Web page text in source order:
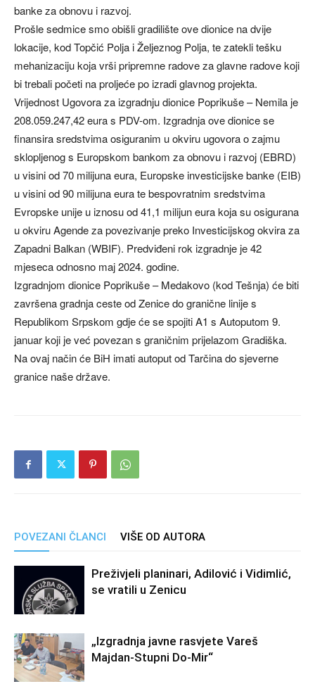
banke za obnovu i razvoj.
Prošle sedmice smo obišli gradilište ove dionice na dvije
lokacije, kod Topčić Polja i Željeznog Polja, te zatekli tešku
mehanizaciju koja vrši pripremne radove za glavne radove koji
bi trebali početi na proljeće po izradi glavnog projekta.
Vrijednost Ugovora za izgradnju dionice Poprikuše – Nemila je
208.059.247,42 eura s PDV-om. Izgradnja ove dionice se
finansira sredstvima osiguranim u okviru ugovora o zajmu
sklopljenog s Europskom bankom za obnovu i razvoj (EBRD)
u visini od 70 milijuna eura, Europske investicijske banke (EIB)
u visini od 90 milijuna eura te bespovratnim sredstvima
Evropske unije u iznosu od 41,1 milijun eura koja su osigurana
u okviru Agende za povezivanje preko Investicijskog okvira za
Zapadni Balkan (WBIF). Predviđeni rok izgradnje je 42
mjeseca odnosno maj 2024. godine.
Izgradnjom dionice Poprikuše – Medakovo (kod Tešnja) će biti
završena gradnja ceste od Zenice do granične linije s
Republikom Srpskom gdje će se spojiti A1 s Autoputom 9.
januar koji je već povezan s graničnim prijelazom Gradiška.
Na ovaj način će BiH imati autoput od Tarčina do sjeverne
granice naše države.
POVEZANI ČLANCI VIŠE OD AUTORA
Preživjeli planinari, Adilović i Vidimlić,
se vratili u Zenicu
„Izgradnja javne rasvjete Vareš
Majdan-Stupni Do-Mir“